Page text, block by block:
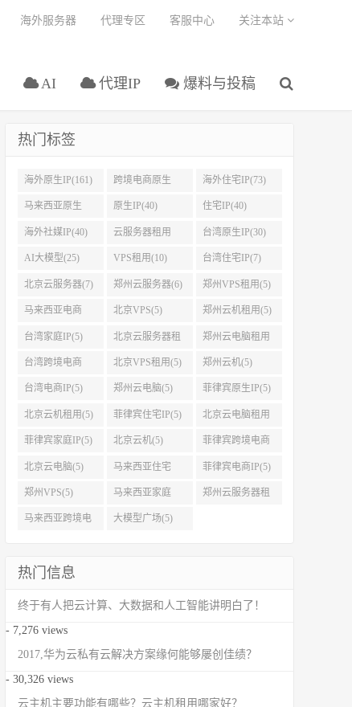
AI 代理IP 爆料与投稿
海外服务器 代理专区 客服中心 关注本站
热门标签
海外原生IP(161) 跨境电商原生
IP(108)
海外住宅IP(73)
马来西亚原生
IP(45)
原生IP(40) 住宅IP(40)
海外社媒IP(40) 云服务器租用
(32)
台湾原生IP(30)
AI大模型(25) VPS租用(10) 台湾住宅IP(7)
北京云服务器(7) 郑州云服务器(6) 郑州VPS租用(5)
马来西亚电商
IP(5)
北京VPS(5) 郑州云机租用(5)
台湾家庭IP(5) 北京云服务器租
用(5)
郑州云电脑租用
(5)
台湾跨境电商
IP(5)
北京VPS租用(5) 郑州云机(5)
台湾电商IP(5) 郑州云电脑(5) 菲律宾原生IP(5)
北京云机租用(5) 菲律宾住宅IP(5) 北京云电脑租用
(5)
菲律宾家庭IP(5) 北京云机(5) 菲律宾跨境电商
IP(5)
北京云电脑(5) 马来西亚住宅
IP(5)
菲律宾电商IP(5)
郑州VPS(5) 马来西亚家庭
IP(5)
郑州云服务器租
马来西亚跨境电 大模型广场(5)
热门信息
终于有人把云计算、大数据和人工智能讲明白了！
- 7,276 views
2017,华为云私有云解决方案缘何能够屡创佳绩？
- 30,326 views
云主机主要功能有哪些？云主机租用哪家好？